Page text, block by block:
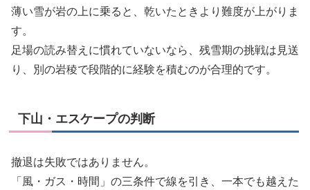
薄い雪が岩の上に乗ると、乾いたときより難度が上がりま
す。
足場の読み替えに慣れていないなら、残雪期の挑戦は見送
り、別の岩稜で段階的に経験を積むのが合理的です。
下山・エスケープの判断
撤退は失敗ではありません。
「風・ガス・時間」の三条件で線を引き、一本でも越えた